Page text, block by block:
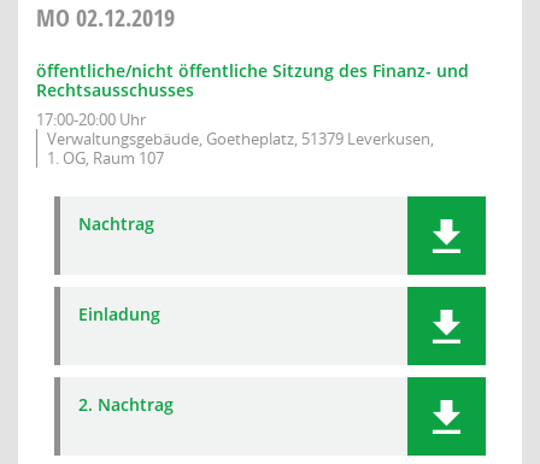
MO 02.12.2019
öffentliche/nicht öffentliche Sitzung des Finanz- und
Rechtsausschusses
17:00-20:00 Uhr
Verwaltungsgebäude, Goetheplatz, 51379 Leverkusen,
1. OG, Raum 107
Nachtrag
Einladung
2. Nachtrag